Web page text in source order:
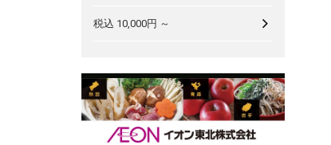
税込 10,000円 ～